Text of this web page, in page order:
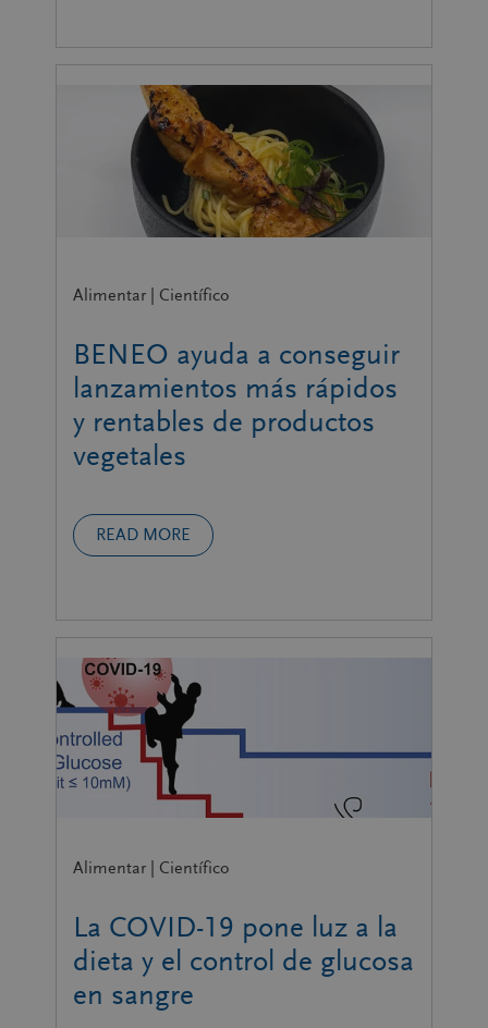
Alimentar | Científico
BENEO ayuda a conseguir
lanzamientos más rápidos
y rentables de productos
vegetales
READ MORE
Alimentar | Científico
La COVID-19 pone luz a la
dieta y el control de glucosa
en sangre